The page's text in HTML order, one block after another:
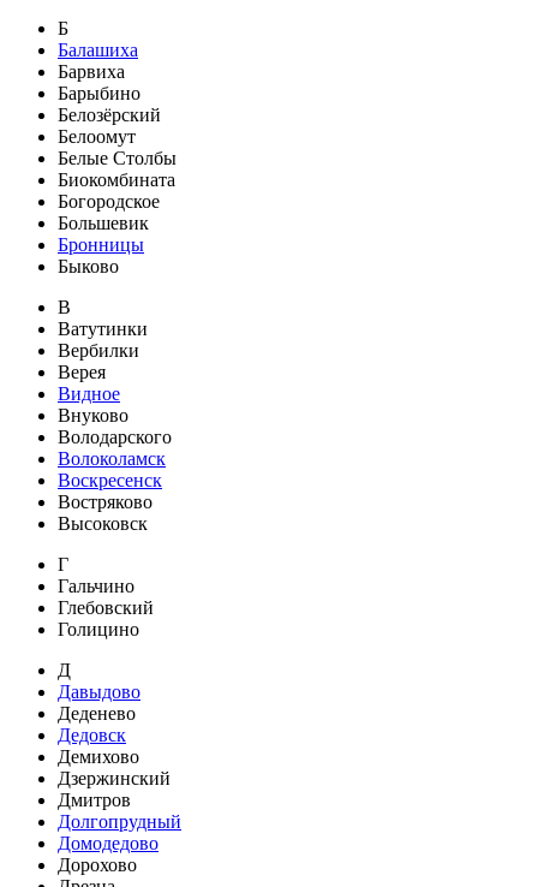
Б
Балашиха
Барвиха
Барыбино
Белозёрский
Белоомут
Белые Столбы
Биокомбината
Богородское
Большевик
Бронницы
Быково
В
Ватутинки
Вербилки
Верея
Видное
Внуково
Володарского
Волоколамск
Воскресенск
Востряково
Высоковск
Г
Гальчино
Глебовский
Голицино
Д
Давыдово
Деденево
Дедовск
Демихово
Дзержинский
Дмитров
Долгопрудный
Домодедово
Дорохово